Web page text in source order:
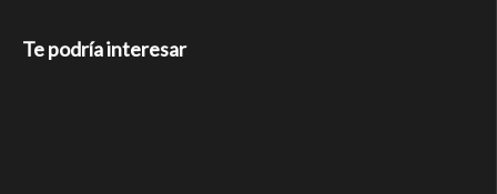
Te podría interesar